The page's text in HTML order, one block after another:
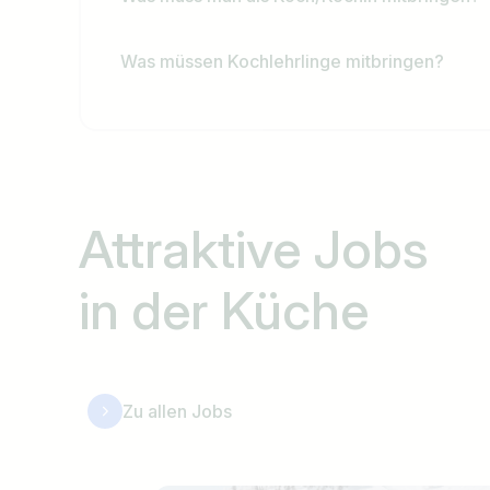
Was müssen Kochlehrlinge mitbringen?
Attraktive Jobs
in der Küche
Zu allen Jobs